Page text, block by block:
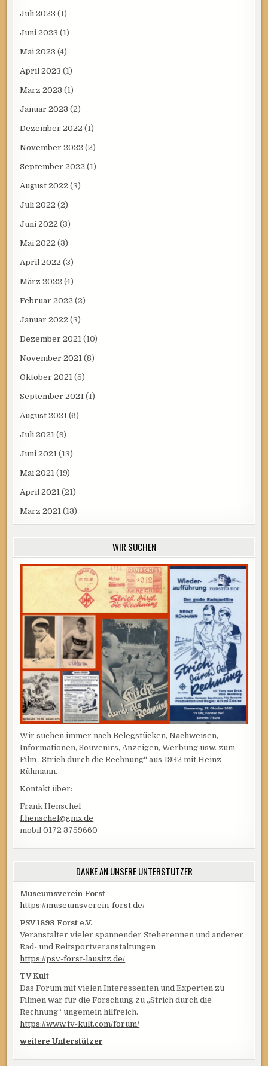
Juli 2023 (1)
Juni 2023 (1)
Mai 2023 (4)
April 2023 (1)
März 2023 (1)
Januar 2023 (2)
Dezember 2022 (1)
November 2022 (2)
September 2022 (1)
August 2022 (3)
Juli 2022 (2)
Juni 2022 (3)
Mai 2022 (3)
April 2022 (3)
März 2022 (4)
Februar 2022 (2)
Januar 2022 (3)
Dezember 2021 (10)
November 2021 (8)
Oktober 2021 (5)
September 2021 (1)
August 2021 (6)
Juli 2021 (9)
Juni 2021 (13)
Mai 2021 (19)
April 2021 (21)
März 2021 (13)
WIR SUCHEN
Wir suchen immer nach Belegstücken, Nachweisen,
Informationen, Souvenirs, Anzeigen, Werbung usw. zum
Film „Strich durch die Rechnung“ aus 1932 mit Heinz
Rühmann.
Kontakt über:
Frank Henschel
f.henschel@gmx.de
mobil 0172 3759660
DANKE AN UNSERE UNTERSTÜTZER
Museumsverein Forst
https://museumsverein-forst.de/
PSV 1893 Forst e.V.
Veranstalter vieler spannender Steherennen und anderer
Rad- und Reitsportveranstaltungen
https://psv-forst-lausitz.de/
TV Kult
Das Forum mit vielen Interessenten und Experten zu
Filmen war für die Forschung zu „Strich durch die
Rechnung“ ungemein hilfreich.
https://www.tv-kult.com/forum/
weitere Unterstützer